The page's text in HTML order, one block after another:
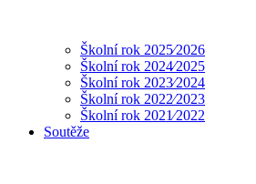
Školní rok 2025⁄2026
Školní rok 2024⁄2025
Školní rok 2023⁄2024
Školní rok 2022⁄2023
Školní rok 2021⁄2022
Soutěže